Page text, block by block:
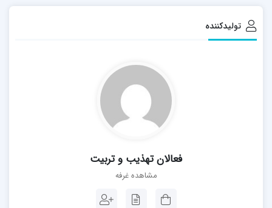
تولیدکننده
فعالان تهذیب و تربیت
مشاهده غرفه